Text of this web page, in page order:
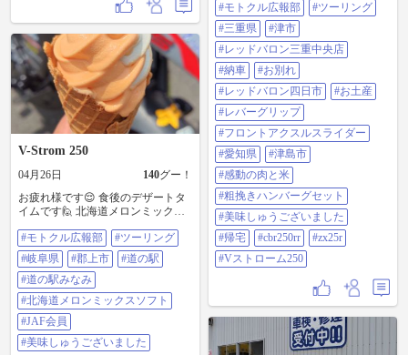
V-Strom 250
04月26日 140グー！
お疲れ様です😌 食後のデザートタ
イムです🙋 北海道メロンミックス
員は５０円引きです😊 美味しゅう
ございました🙇🎵👍😉 からの～😁
お土産も買いました😆 そろそろ出
発しようと思います😊 ＃モトクル
広報部 ＃ツーリング ＃岐阜県 ＃郡
上市 ＃道の駅 ＃道の駅みなみ ＃北
海道メロンミックスソフト ＃JAF
会員 ＃美味しゅうございました ＃
お土産 ＃出発 ＃Vストローム250
#モトクル広報部
#ツーリング
#岐阜県
#郡上市
#道の駅
#道の駅みなみ
#北海道メロンミックスソフト
#JAF会員
#美味しゅうございました
👍😉 次に、メンテナンスでお世話
になっているバイク屋さんに🙋 ニ
ンジャくんを見せに行って、お土
産を渡して😄 レバーグリップとフ
ロントアクスルスライダーを取り
付けて頂きました😊 地元に帰り🙋
感動の肉と米で、粗挽きハンバー
グセットを食べてから😁 帰って来
ました😄 ニンジャくんを今後とも
ヨロシクお願いします🙇 ＃モトク
ル広報部 ＃ツーリング ＃三重県 ＃
津市 ＃レッドバロン三重中央店 ＃
納車 ＃お別れ ＃レッドバロン四日
市 ＃お土産 ＃レバーグリップ ＃フ
ロントアクスルスライダー ＃愛知
県 ＃津島市 ＃感動の肉と米 ＃粗挽
きハンバーグセット ＃美味しゅう
ございました ＃帰宅 ＃cbr250rr ＃
zx25r ＃Vストローム250
#モトクル広報部
#ツーリング
#三重県
#津市
#レッドバロン三重中央店
#納車
#お別れ
#レッドバロン四日市
#お土産
#レバーグリップ
#フロントアクスルスライダー
#愛知県
#津島市
#感動の肉と米
#粗挽きハンバーグセット
#美味しゅうございました
#帰宅
#cbr250rr
#zx25r
#Vストローム250